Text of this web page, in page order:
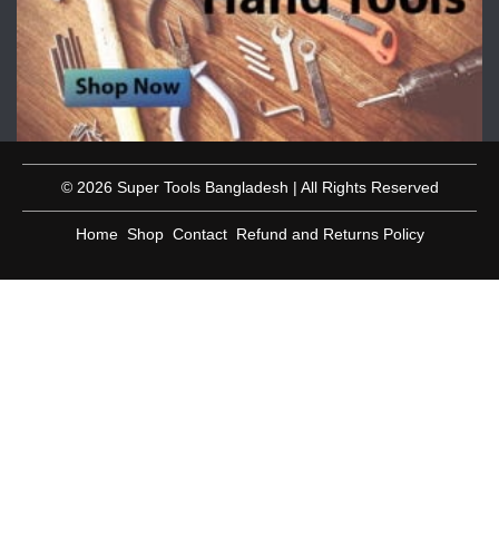
© 2026 Super Tools Bangladesh | All Rights Reserved
Home Shop Contact Refund and Returns Policy